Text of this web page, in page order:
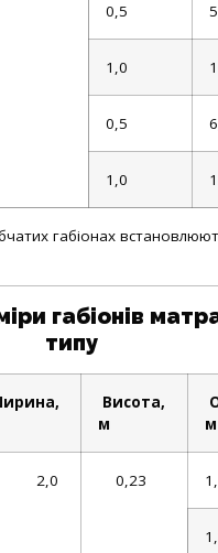
0,5
1,0
0,5
1,0
габіонах
габіонів
типу
Висота,
м
м
0,23